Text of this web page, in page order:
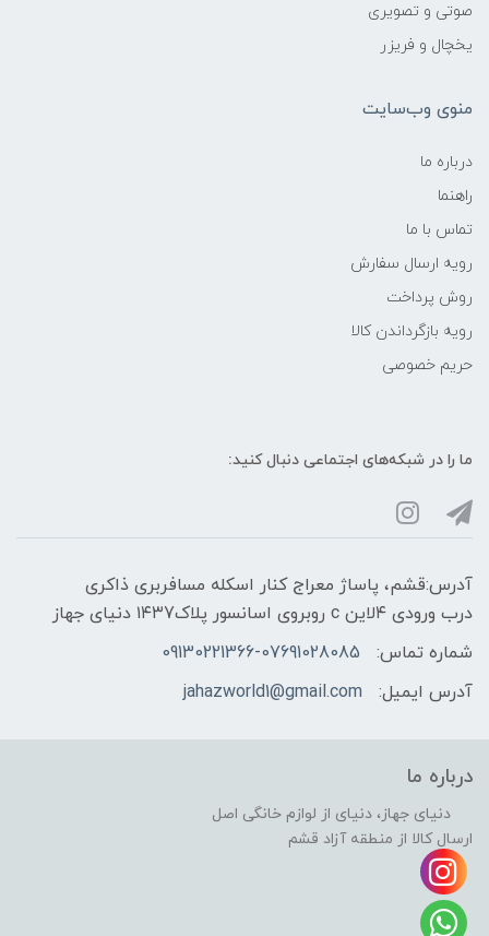
صوتی و تصویری
یخچال و فریزر
منوی وب‌سایت
درباره ما
راهنما
تماس با ما
رویه ارسال سفارش
روش پرداخت
رویه‌ بازگرداندن کالا
حریم خصوصی
ما را در شبکه‌های اجتماعی دنبال کنید:
آدرس:قشم، پاساژ معراج کنار اسکله مسافربری ذاکری
درب ورودی ۴لاین c روبروی اسانسور پلاک۱۴۳7 دنیای جهاز
شماره تماس:
09130221366-07691028085
آدرس ایمیل:
jahazworld1@gmail.com
درباره ما
دنیای جهاز، دنیای از لوازم خانگی اصل
ارسال کالا از منطقه آزاد قشم